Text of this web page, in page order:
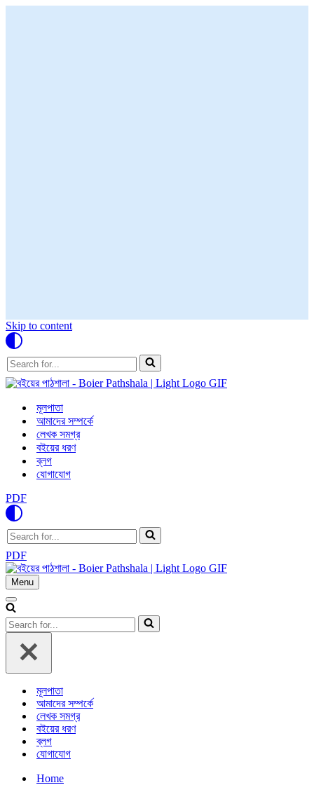
Skip to content
Search
for...
মূলপাতা
আমাদের সম্পর্কে
লেখক সমগ্র
বইয়ের ধরণ
ব্লগ
যোগাযোগ
PDF
Search
for...
PDF
Menu
Navigation
Navigation
Menu
Search
for...
মূলপাতা
আমাদের সম্পর্কে
লেখক সমগ্র
বইয়ের ধরণ
ব্লগ
যোগাযোগ
Home